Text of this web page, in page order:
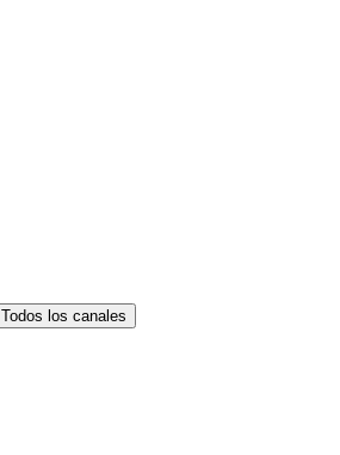
Todos los canales